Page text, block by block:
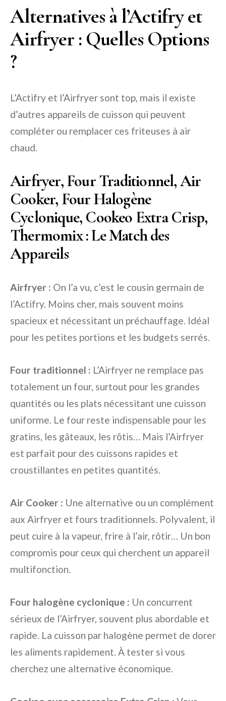
Alternatives à l’Actifry et
Airfryer : Quelles Options
?
L’Actifry et l’Airfryer sont top, mais il existe
d’autres appareils de cuisson qui peuvent
compléter ou remplacer ces friteuses à air
chaud.
Airfryer, Four Traditionnel, Air
Cooker, Four Halogène
Cyclonique, Cookeo Extra Crisp,
Thermomix : Le Match des
Appareils
Airfryer : On l’a vu, c’est le cousin germain de
l’Actifry. Moins cher, mais souvent moins
spacieux et nécessitant un préchauffage. Idéal
pour les petites portions et les budgets serrés.
Four traditionnel : L’Airfryer ne remplace pas
totalement un four, surtout pour les grandes
quantités ou les plats nécessitant une cuisson
uniforme. Le four reste indispensable pour les
gratins, les gâteaux, les rôtis… Mais l’Airfryer
est parfait pour des cuissons rapides et
croustillantes en petites quantités.
Air Cooker : Une alternative ou un complément
aux Airfryer et fours traditionnels. Polyvalent, il
peut cuire à la vapeur, frire à l’air, rôtir… Un bon
compromis pour ceux qui cherchent un appareil
multifonction.
Four halogène cyclonique : Un concurrent
sérieux de l’Airfryer, souvent plus abordable et
rapide. La cuisson par halogène permet de dorer
les aliments rapidement. À tester si vous
cherchez une alternative économique.